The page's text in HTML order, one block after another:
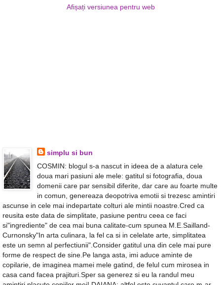
Afișați versiunea pentru web
simplu si bun
COSMIN: blogul s-a nascut in ideea de a alatura cele
doua mari pasiuni ale mele: gatitul si fotografia, doua
domenii care par sensibil diferite, dar care au foarte multe
in comun, genereaza deopotriva emotii si trezesc amintiri
ascunse in cele mai indepartate colturi ale mintii noastre.Cred ca
reusita este data de simplitate, pasiune pentru ceea ce faci
si"ingrediente" de cea mai buna calitate-cum spunea M.E.Sailland-
Curnonsky"In arta culinara, la fel ca si in celelate arte, simplitatea
este un semn al perfectiunii".Consider gatitul una din cele mai pure
forme de respect de sine.Pe langa asta, imi aduce aminte de
copilarie, de imaginea mamei mele gatind, de felul cum mirosea in
casa cand facea prajituri.Sper sa generez si eu la randul meu